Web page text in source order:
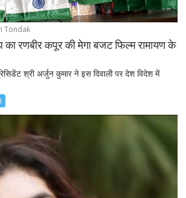
Tondak
का रणबीर कपूर की मेगा बजट फिल्म रामायण के
श्री अर्जुन कुमार ने इस दिवाली पर देश विदेश में